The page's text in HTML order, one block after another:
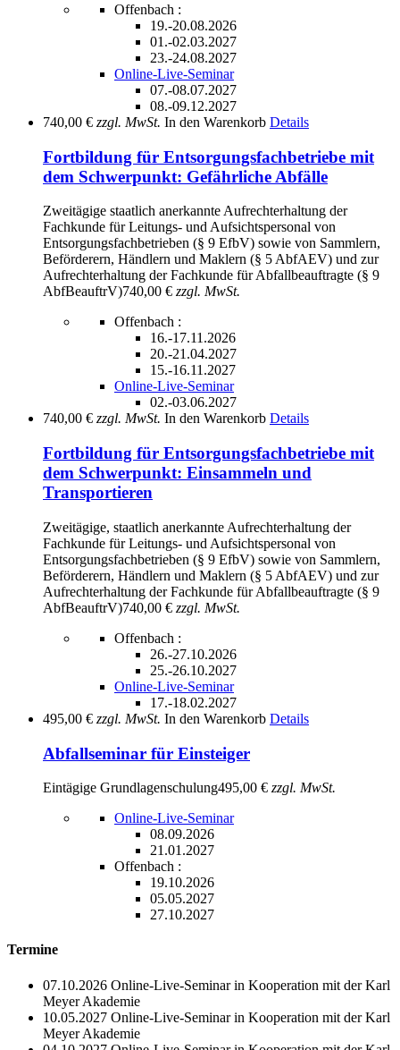
Offenbach :
19.-20.08.2026
01.-02.03.2027
23.-24.08.2027
Online-Live-Seminar
07.-08.07.2027
08.-09.12.2027
740,00 € zzgl. MwSt. In den Warenkorb Details
Fortbildung für Entsorgungsfachbetriebe mit
dem Schwerpunkt: Gefährliche Abfälle
Zweitägige staatlich anerkannte Aufrechterhaltung der
Fachkunde für Leitungs- und Aufsichtspersonal von
Entsorgungsfachbetrieben (§ 9 EfbV) sowie von Sammlern,
Beförderern, Händlern und Maklern (§ 5 AbfAEV) und zur
Aufrechterhaltung der Fachkunde für Abfallbeauftragte (§ 9
AbfBeauftrV)740,00 € zzgl. MwSt.
Offenbach :
16.-17.11.2026
20.-21.04.2027
15.-16.11.2027
Online-Live-Seminar
02.-03.06.2027
740,00 € zzgl. MwSt. In den Warenkorb Details
Fortbildung für Entsorgungsfachbetriebe mit
dem Schwerpunkt: Einsammeln und
Transportieren
Zweitägige, staatlich anerkannte Aufrechterhaltung der
Fachkunde für Leitungs- und Aufsichtspersonal von
Entsorgungsfachbetrieben (§ 9 EfbV) sowie von Sammlern,
Beförderern, Händlern und Maklern (§ 5 AbfAEV) und zur
Aufrechterhaltung der Fachkunde für Abfallbeauftragte (§ 9
AbfBeauftrV)740,00 € zzgl. MwSt.
Offenbach :
26.-27.10.2026
25.-26.10.2027
Online-Live-Seminar
17.-18.02.2027
495,00 € zzgl. MwSt. In den Warenkorb Details
Abfallseminar für Einsteiger
Eintägige Grundlagenschulung495,00 € zzgl. MwSt.
Online-Live-Seminar
08.09.2026
21.01.2027
Offenbach :
19.10.2026
05.05.2027
27.10.2027
Termine
07.10.2026 Online-Live-Seminar in Kooperation mit der Karl
Meyer Akademie
10.05.2027 Online-Live-Seminar in Kooperation mit der Karl
Meyer Akademie